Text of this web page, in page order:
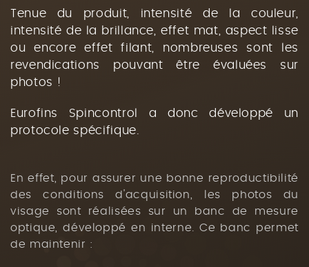
Tenue du produit, intensité de la couleur,
intensité de la brillance, effet mat, aspect lisse
ou encore effet filant, nombreuses sont les
revendications pouvant être évaluées sur
photos !
Eurofins Spincontrol a donc développé un
protocole spécifique.
En effet, pour assurer une bonne reproductibilité
des conditions d'acquisition, les photos du
visage sont réalisées sur un banc de mesure
optique, développé en interne. Ce banc permet
de maintenir :